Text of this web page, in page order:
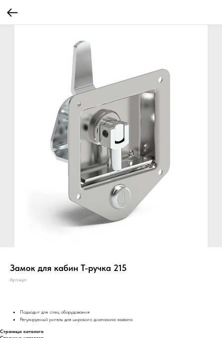
Замок для кабин Т-ручка 215
Артикул:
Подходит для спец оборудования
Регулируемый ригель для широкого диапазона захвата
Страница каталога